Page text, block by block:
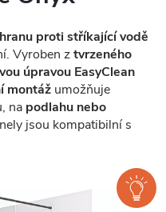
proti stříkající vodě
Vyroben ztvrzeného
úpravou EasyClean
montáž umožňuje
na podlahu nebo
jsou kompatibilní s